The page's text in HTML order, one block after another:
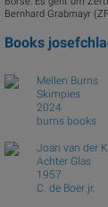
Bernhard Grabmayr
Books
Mellen Burns
Skimpies
2024
burns books
Joan van der
Achter Glas
1957
C. de Boer jr.